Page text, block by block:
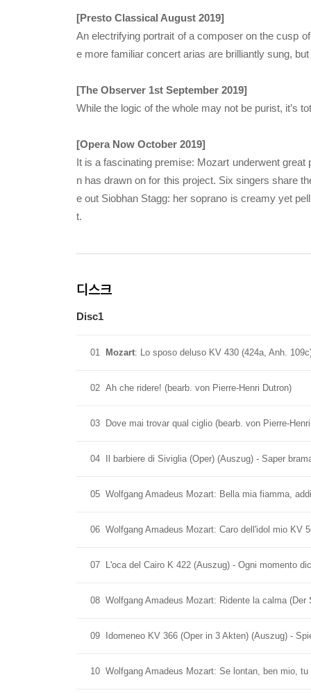
[Presto Classical August 2019]
An electrifying portrait of a composer on the cusp
e more familiar concert arias are brilliantly sung,
[The Observer 1st September 2019]
While the logic of the whole may not be purist, it’s
[Opera Now October 2019]
It is a fascinating premise: Mozart underwent
n has drawn on for this project. Six singers share
e out Siobhan Stagg: her soprano is creamy yet
t.
디스크
Disc1
01 Mozart: Lo sposo deluso KV 430 (424a, Anh.
02 Ah che ridere! (bearb. von Pierre-Henri Dutron)
03 Dove mai trovar qual ciglio (bearb. von Pierre-
04 Il barbiere di Siviglia (Oper) (Auszug) - Saper
05 Wolfgang Amadeus Mozart: Bella mia fiamma,
06 Wolfgang Amadeus Mozart: Caro dell'idol mio KV
07 L'oca del Cairo K 422 (Auszug) - Ogni momento
08 Wolfgang Amadeus Mozart: Ridente la calma
09 Idomeneo KV 366 (Oper in 3 Akten) (Auszug) -
10 Wolfgang Amadeus Mozart: Se lontan, ben mio,